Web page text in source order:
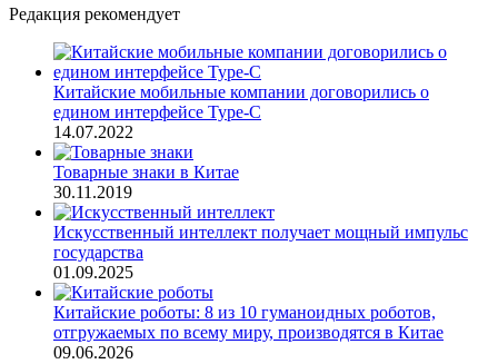
Редакция рекомендует
Китайские мобильные компании договорились о
едином интерфейсе Type-C
14.07.2022
Товарные знаки в Китае
30.11.2019
Искусственный интеллект получает мощный импульс
государства
01.09.2025
Китайские роботы: 8 из 10 гуманоидных роботов,
отгружаемых по всему миру, производятся в Китае
09.06.2026